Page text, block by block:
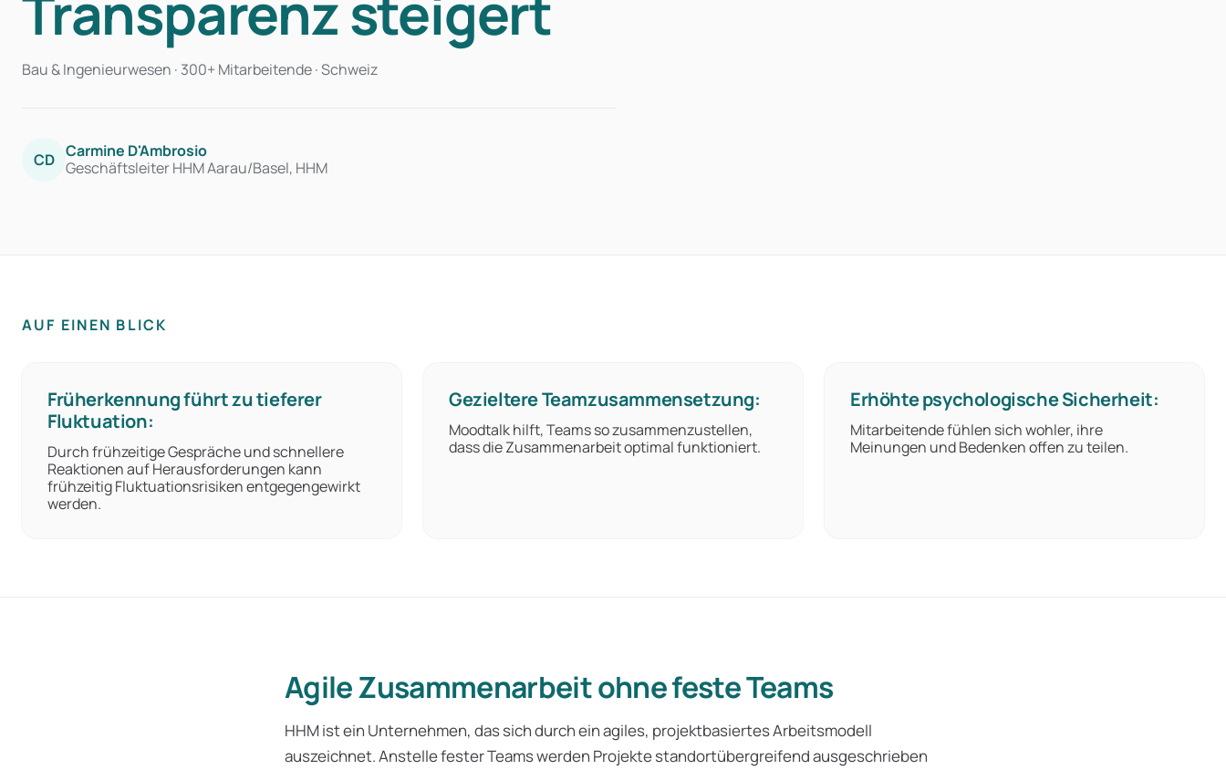
Bau & Ingenieurwesen · 300+ Mitarbeitende · Schweiz
CD Carmine D'Ambrosio
Geschäftsleiter HHM Aarau/Basel, HHM
AUF EINEN BLICK
Früherkennung führt zu tieferer
Fluktuation:
Durch frühzeitige Gespräche und schnellere
Reaktionen auf Herausforderungen kann
frühzeitig Fluktuationsrisiken entgegengewirkt
werden.
Gezieltere Teamzusammensetzung:
Moodtalk hilft, Teams so zusammenzustellen,
dass die Zusammenarbeit optimal funktioniert.
Erhöhte psychologische Sicherheit:
Mitarbeitende fühlen sich wohler, ihre
Meinungen und Bedenken offen zu teilen.
Agile Zusammenarbeit ohne feste Teams
HHM ist ein Unternehmen, das sich durch ein agiles, projektbasiertes Arbeitsmodell
auszeichnet. Anstelle fester Teams werden Projekte standortübergreifend ausgeschrieben